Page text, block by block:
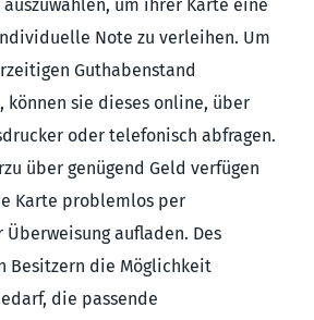
um ihrer Karte eine
Note zu verleihen. Um
Guthabenstand
können sie dieses online, über
oder telefonisch abfragen.
über genügend Geld verfügen
Karte problemlos per
Überweisung aufladen. Des
Besitzern die Möglichkeit
die passende